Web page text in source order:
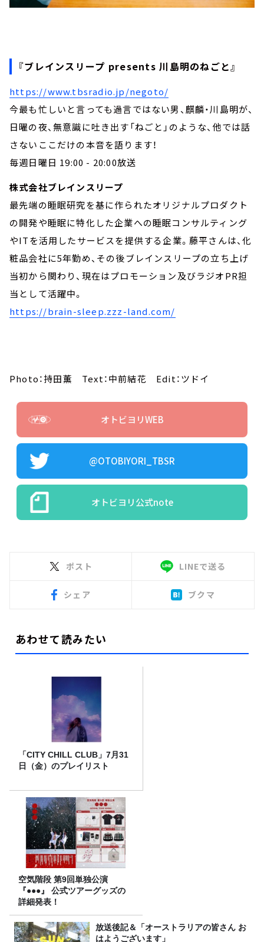
『ブレインスリープ presents 川島明のねごと』
https://www.tbsradio.jp/negoto/
今最も忙しいと言っても過言ではない男、麒麟・川島明が、
日曜の夜、無意識に吐き出す「ねごと」のような、他では話
さないここだけの本音を語ります！
毎週日曜日 19:00 - 20:00放送
株式会社ブレインスリープ
最先端の睡眠研究を基に作られたオリジナルプロダクト
の開発や睡眠に特化した企業への睡眠コンサルティング
やITを活用したサービスを提供する企業。藤平さんは、化
粧品会社に5年勤め、その後ブレインスリープの立ち上げ
当初から関わり、現在はプロモーション及びラジオPR担
当として活躍中。
https://brain-sleep.zzz-land.com/
Photo：持田薫 Text：中前結花 Edit：ツドイ
オトビヨリWEB
@OTOBIYORI_TBSR
オトビヨリ公式note
ポスト LINEで送る
シェア ブクマ
あわせて読みたい
「CITY CHILL CLUB」7月31
日（金）のプレイリスト
空気階段 第9回単独公演
『●●●』 公式ツアーグッズの
詳細発表！
放送後記＆「オーストラリアの皆さん お
はようございます」